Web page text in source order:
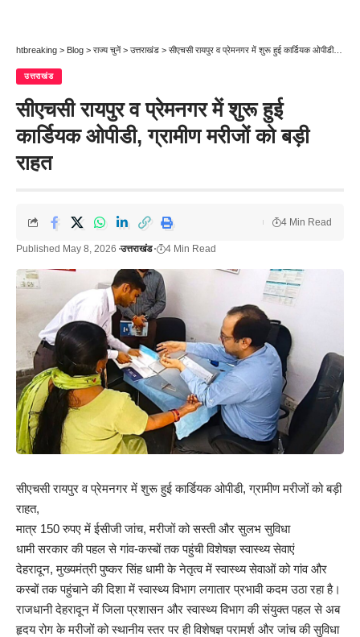
htbreaking > Blog > राज्य चुनें > उत्तराखंड > सीएचसी रायपुर व प्रेमनगर में शुरू हुई कार्डियक ओपीडी, ग्रामीण मरीजों को बड़ी राहत
उत्तराखंड
सीएचसी रायपुर व प्रेमनगर में शुरू हुई
कार्डियक ओपीडी, ग्रामीण मरीजों को बड़ी
राहत
Published May 8, 2026 उत्तराखंड 4 Min Read
4 Min Read
सीएचसी रायपुर व प्रेमनगर में शुरू हुई कार्डियक ओपीडी, ग्रामीण मरीजों को बड़ी
राहत,
मात्र 150 रुपए में ईसीजी जांच, मरीजों को सस्ती और सुलभ सुविधा
धामी सरकार की पहल से गांव-कस्बों तक पहुंची विशेषज्ञ स्वास्थ्य सेवाएं
देहरादून, मुख्यमंत्री पुष्कर सिंह धामी के नेतृत्व में स्वास्थ्य सेवाओं को गांव और
कस्बों तक पहुंचाने की दिशा में स्वास्थ्य विभाग लगातार प्रभावी कदम उठा रहा है।
राजधानी देहरादून में जिला प्रशासन और स्वास्थ्य विभाग की संयुक्त पहल से अब
हृदय रोग के मरीजों को स्थानीय स्तर पर ही विशेषज्ञ परामर्श और जांच की सुविधा